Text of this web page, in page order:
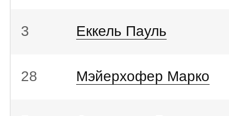
3 Еккель Пауль
28 Мэйерхофер Марко